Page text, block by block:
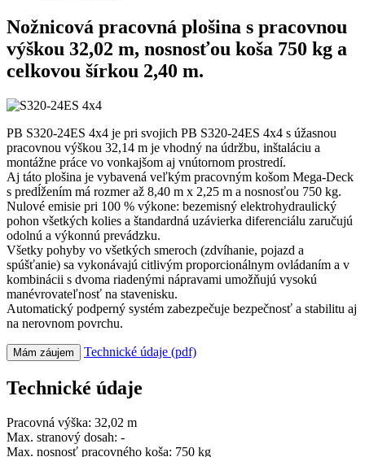
Nožnicová pracovná plošina s pracovnou
výškou 32,02 m, nosnosťou koša 750 kg a
celkovou šírkou 2,40 m.
PB S320-24ES 4x4 je pri svojich PB S320-24ES 4x4 s úžasnou
pracovnou výškou 32,14 m je vhodný na údržbu, inštaláciu a
montážne práce vo vonkajšom aj vnútornom prostredí.
Aj táto plošina je vybavená veľkým pracovným košom Mega-Deck
s predĺžením má rozmer až 8,40 m x 2,25 m a nosnosťou 750 kg.
Nulové emisie pri 100 % výkone: bezemisný elektrohydraulický
pohon všetkých kolies a štandardná uzávierka diferenciálu zaručujú
odolnú a výkonnú prevádzku.
Všetky pohyby vo všetkých smeroch (zdvíhanie, pojazd a
spúšťanie) sa vykonávajú citlivým proporcionálnym ovládaním a v
kombinácii s dvoma riadenými nápravami umožňujú vysokú
manévrovateľnosť na stavenisku.
Automatický podperný systém zabezpečuje bezpečnosť a stabilitu aj
na nerovnom povrchu.
Mám záujem Technické údaje (pdf)
Technické údaje
Pracovná výška: 32,02 m
Max. stranový dosah: -
Max. nosnosť pracovného koša: 750 kg